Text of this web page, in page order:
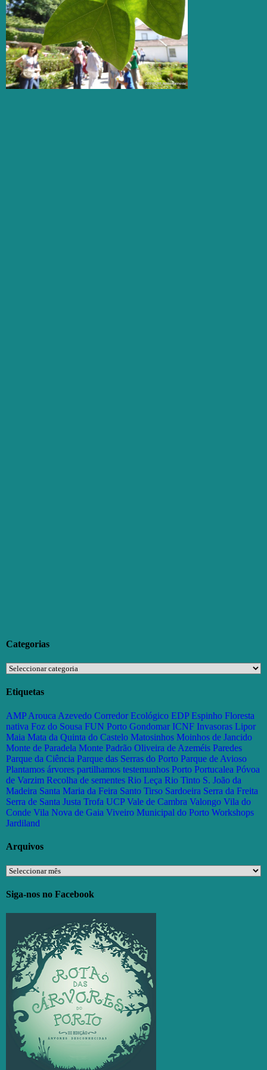
Categorias
Categorias
Etiquetas
AMP Arouca Azevedo Corredor Ecológico EDP Espinho Floresta
nativa Foz do Sousa FUN Porto Gondomar ICNF Invasoras Lipor
Maia Mata da Quinta do Castelo Matosinhos Moinhos de Jancido
Monte de Paradela Monte Padrão Oliveira de Azeméis Paredes
Parque da Ciência Parque das Serras do Porto Parque de Avioso
Plantamos árvores partilhamos testemunhos Porto Portucalea Póvoa
de Varzim Recolha de sementes Rio Leça Rio Tinto S. João da
Madeira Santa Maria da Feira Santo Tirso Sardoeira Serra da Freita
Serra de Santa Justa Trofa UCP Vale de Cambra Valongo Vila do
Conde Vila Nova de Gaia Viveiro Municipal do Porto Workshops
Jardiland
Arquivos
Arquivos
Siga-nos no Facebook